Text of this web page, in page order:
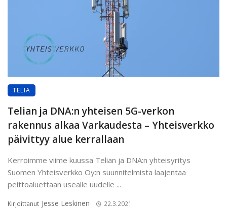
TELIA
Telian ja DNA:n yhteisen 5G-verkon
rakennus alkaa Varkaudesta – Yhteisverkko
päivittyy alue kerrallaan
Kerroimme viime kuussa Telian ja DNA:n yhteisyritys
Suomen Yhteisverkko Oy:n suunnitelmista laajentaa
peittoaluettaan usealle uudelle ...
Kirjoittanut Jesse Leskinen 22.3.2021